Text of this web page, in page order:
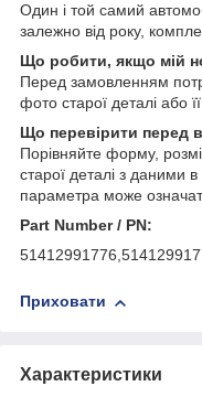
Один і той самий
залежно від року,
Що робити, якщо мій
Перед замовленням
фото старої деталі або
Що перевірити перед
Порівняйте форму,
старої деталі з даними
параметра може
Part Number / PN:
Приховати
Характеристики